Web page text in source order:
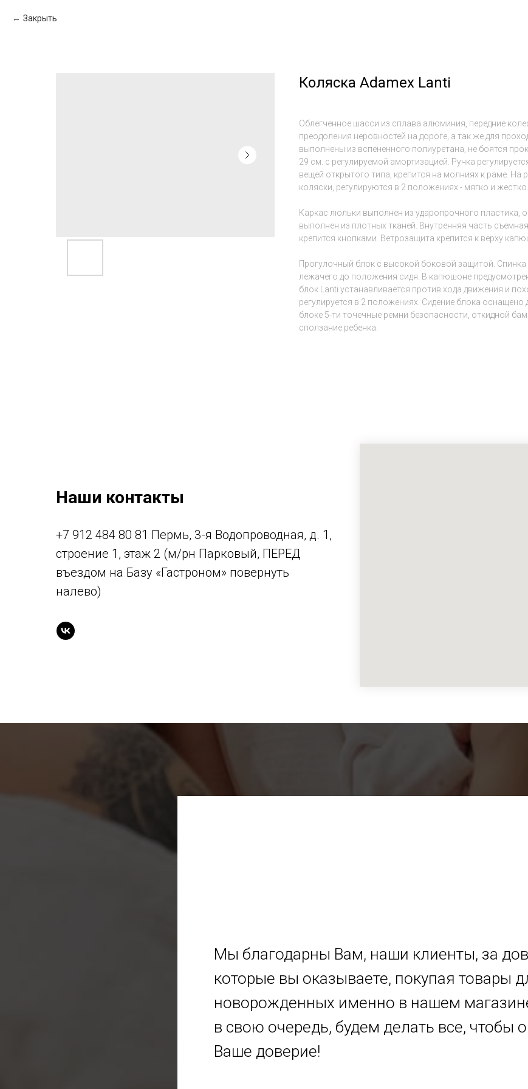
Закрыть
Коляска Adamex Lanti
Облегченное шасси из сплава алюминия, передние
преодоления неровностей на дороге, а так же для
выполнены из вспененного полиуретана, не боятся
29 см. с регулируемой амортизацией. Ручка
вещей открытого типа, крепится на молниях к раме.
коляски, регулируются в 2 положениях - мягко и жестко.
Каркас люльки выполнен из ударопрочного
выполнен из плотных тканей. Внутренняя часть
крепится кнопками. Ветрозащита крепится к верху
Прогулочный блок с высокой боковой защитой. Спинка
лежачего до положения сидя. В капюшоне
блок Lanti устанавливается против хода движения и
регулируется в 2 положениях. Сидение блока
блоке 5-ти точечные ремни безопасности, откидной
сползание ребенка.
Наши контакты
+7 912 484 80 81 Пермь, 3-я Водопроводная, д. 1,
строение 1, этаж 2 (м/рн Парковый, ПЕРЕД
въездом на Базу «Гастроном» повернуть
налево)
Мы благодарны Вам, наши клиенты, за
которые вы оказываете, покупая товары
новорожденных именно в нашем
в свою очередь, будем делать все, чтобы
Ваше доверие!